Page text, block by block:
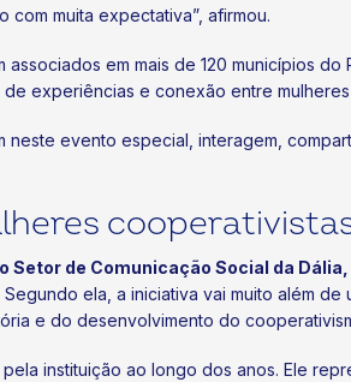
com muita expectativa”, afirmou.
em mais de 120 municípios
experiências e conexão entre
evento especial, interagem,
Setor de Comunicação Social da
ela, a iniciativa vai muito além
e do desenvolvimento do
instituição ao longo dos anos. Ele